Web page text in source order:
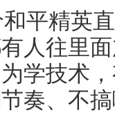
平精英
人往里
学技术
奏、不